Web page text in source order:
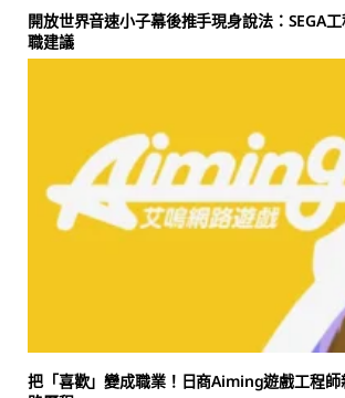
開放世界音速小子幕後推手現身說法：SEGA
職建議
把「喜歡」變成職業！日商Aiming遊戲工程